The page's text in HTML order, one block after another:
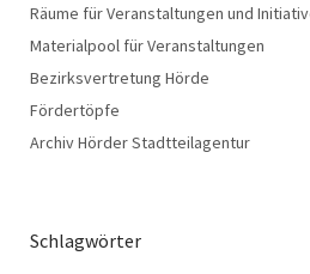
Räume für Veranstaltungen und
Materialpool für Veranstaltungen
Bezirksvertretung Hörde
Fördertöpfe
Archiv Hörder Stadtteilagentur
Schlagwörter